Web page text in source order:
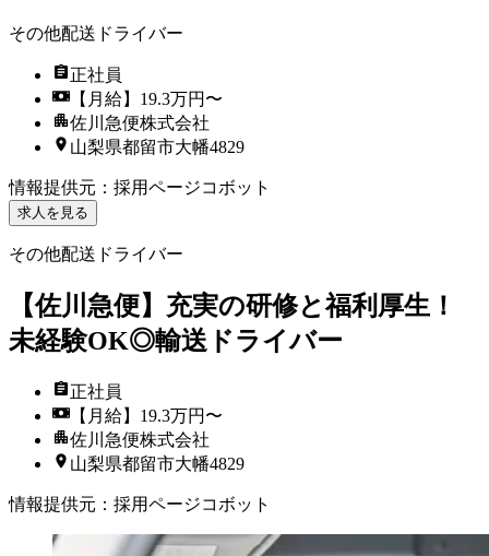
その他配送ドライバー
正社員
【月給】19.3万円〜
佐川急便株式会社
山梨県都留市大幡4829
情報提供元 ： 採用ページコボット
求人を見る
その他配送ドライバー
【佐川急便】充実の研修と福利厚生！
未経験OK◎輸送ドライバー
正社員
【月給】19.3万円〜
佐川急便株式会社
山梨県都留市大幡4829
情報提供元 ： 採用ページコボット